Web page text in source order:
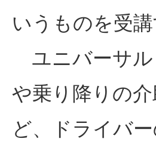
いうものを受
ユニバーサル
や乗り降りの
ど、ドライバ